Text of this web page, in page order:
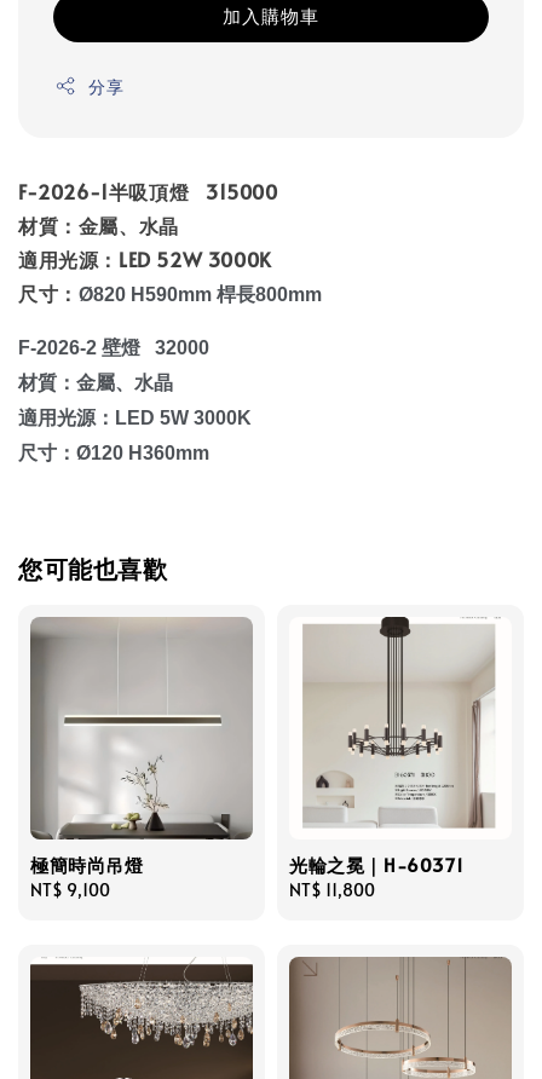
加入購物車
分享
F-2026-1半吸頂燈 315000
材質：金屬、水晶
適用光源：LED 52W 3000K
尺寸： Ø820 H590mm 桿長800mm
F-2026-2 壁燈 32000
材質： 金屬、水晶
適用光源：LED 5W 3000K
尺寸： Ø120 H360mm
您可能也喜歡
極簡時尚吊燈
Regular
NT$ 9,100
光輪之冕｜H-60371
Regular
NT$ 11,800